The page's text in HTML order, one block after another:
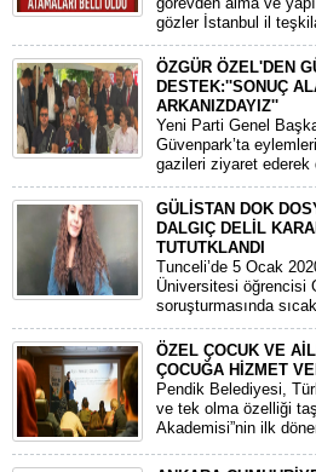
gözler İstanbul il
ÖZGÜR ÖZEL'DEN
DESTEK:''SONUÇ
ARKANIZDAYIZ''
​Yeni Parti Genel
Güvenpark’ta
gazileri ziyaret ederek
GÜLİSTAN DOK
DALGIÇ DELİL
TUTUTKLANDI
​Tunceli’de 5 Ocak
Üniversitesi öğrencisi
soruşturmasında
ÖZEL ÇOCUK VE
ÇOCUĞA HİZMET
Pendik Belediyesi,
ve tek olma özelliği
Akademisi”nin ilk